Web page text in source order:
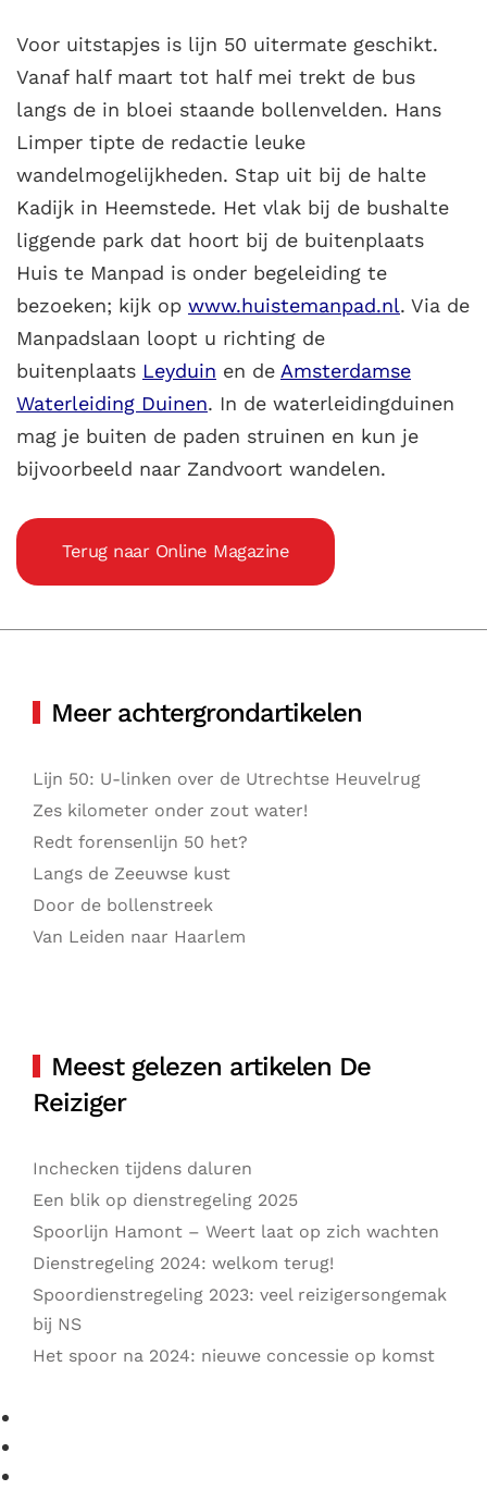
Voor uitstapjes is lijn 50 uitermate geschikt.
Vanaf half maart tot half mei trekt de bus
langs de in bloei staande bollenvelden. Hans
Limper tipte de redactie leuke
wandelmogelijkheden. Stap uit bij de halte
Kadijk in Heemstede. Het vlak bij de bushalte
liggende park dat hoort bij de buitenplaats
Huis te Manpad is onder begeleiding te
bezoeken; kijk op www.huistemanpad.nl. Via de
Manpadslaan loopt u richting de
buitenplaats Leyduin en de Amsterdamse
Waterleiding Duinen. In de waterleidingduinen
mag je buiten de paden struinen en kun je
bijvoorbeeld naar Zandvoort wandelen.
Terug naar Online Magazine
Meer achtergrondartikelen
Lijn 50: U-linken over de Utrechtse Heuvelrug
Zes kilometer onder zout water!
Redt forensenlijn 50 het?
Langs de Zeeuwse kust
Door de bollenstreek
Van Leiden naar Haarlem
Meest gelezen artikelen De
Reiziger
Inchecken tijdens daluren
Een blik op dienstregeling 2025
Spoorlijn Hamont – Weert laat op zich wachten
Dienstregeling 2024: welkom terug!
Spoordienstregeling 2023: veel reizigersongemak
bij NS
Het spoor na 2024: nieuwe concessie op komst